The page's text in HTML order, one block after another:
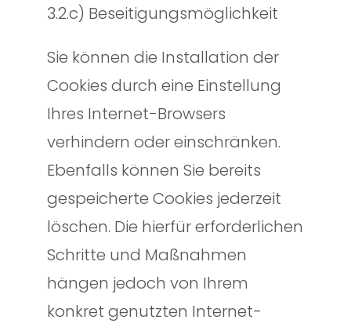
3.2.c) Beseitigungsmöglichkeit
Sie können die Installation der
Cookies durch eine Einstellung
Ihres Internet-Browsers
verhindern oder einschränken.
Ebenfalls können Sie bereits
gespeicherte Cookies jederzeit
löschen. Die hierfür erforderlichen
Schritte und Maßnahmen
hängen jedoch von Ihrem
konkret genutzten Internet-